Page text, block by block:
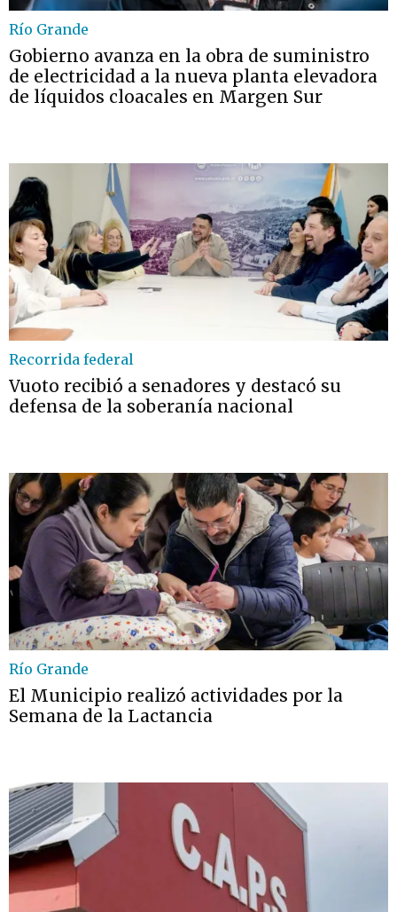
Río Grande
Gobierno avanza en la obra de suministro
de electricidad a la nueva planta elevadora
de líquidos cloacales en Margen Sur
Recorrida federal
Vuoto recibió a senadores y destacó su
defensa de la soberanía nacional
Río Grande
El Municipio realizó actividades por la
Semana de la Lactancia